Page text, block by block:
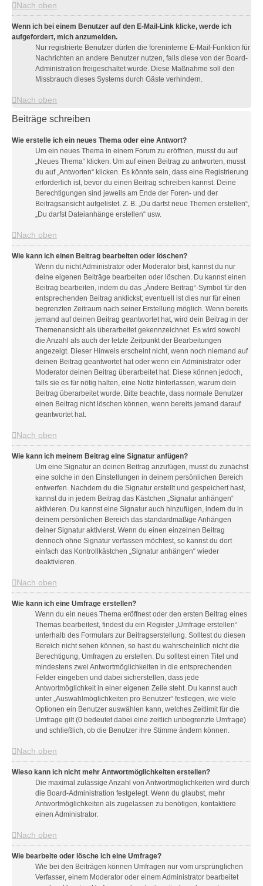
Nach oben
Wenn ich bei einem Benutzer auf den E-Mail-Link klicke, werde ich
aufgefordert, mich anzumelden.
Nur registrierte Benutzer dürfen die foreninterne E-Mail-Funktion für
Nachrichten an andere Benutzer nutzen, falls diese von der Board-
Administration freigeschaltet wurde. Diese Maßnahme soll den
Missbrauch dieses Systems durch Gäste verhindern.
Nach oben
Beiträge schreiben
Wie erstelle ich ein neues Thema oder eine Antwort?
Um ein neues Thema in einem Forum zu eröffnen, musst du auf
„Neues Thema“ klicken. Um auf einen Beitrag zu antworten, musst
du auf „Antworten“ klicken. Es könnte sein, dass eine Registrierung
erforderlich ist, bevor du einen Beitrag schreiben kannst. Deine
Berechtigungen sind jeweils am Ende der Foren- und der
Beitragsansicht aufgelistet. Z. B. „Du darfst neue Themen erstellen“,
„Du darfst Dateianhänge erstellen“ usw.
Nach oben
Wie kann ich einen Beitrag bearbeiten oder löschen?
Wenn du nicht Administrator oder Moderator bist, kannst du nur
deine eigenen Beiträge bearbeiten oder löschen. Du kannst einen
Beitrag bearbeiten, indem du das „Ändere Beitrag“-Symbol für den
entsprechenden Beitrag anklickst; eventuell ist dies nur für einen
begrenzten Zeitraum nach seiner Erstellung möglich. Wenn bereits
jemand auf deinen Beitrag geantwortet hat, wird dein Beitrag in der
Themenansicht als überarbeitet gekennzeichnet. Es wird sowohl
die Anzahl als auch der letzte Zeitpunkt der Bearbeitungen
angezeigt. Dieser Hinweis erscheint nicht, wenn noch niemand auf
deinen Beitrag geantwortet hat oder wenn ein Administrator oder
Moderator deinen Beitrag überarbeitet hat. Diese können jedoch,
falls sie es für nötig halten, eine Notiz hinterlassen, warum dein
Beitrag überarbeitet wurde. Bitte beachte, dass normale Benutzer
einen Beitrag nicht löschen können, wenn bereits jemand darauf
geantwortet hat.
Nach oben
Wie kann ich meinem Beitrag eine Signatur anfügen?
Um eine Signatur an deinen Beitrag anzufügen, musst du zunächst
eine solche in den Einstellungen in deinem persönlichen Bereich
entwerfen. Nachdem du die Signatur erstellt und gespeichert hast,
kannst du in jedem Beitrag das Kästchen „Signatur anhängen“
aktivieren. Du kannst eine Signatur auch hinzufügen, indem du in
deinem persönlichen Bereich das standardmäßige Anhängen
deiner Signatur aktivierst. Wenn du einen einzelnen Beitrag
dennoch ohne Signatur verfassen möchtest, so kannst du dort
einfach das Kontrollkästchen „Signatur anhängen“ wieder
deaktivieren.
Nach oben
Wie kann ich eine Umfrage erstellen?
Wenn du ein neues Thema eröffnest oder den ersten Beitrag eines
Themas bearbeitest, findest du ein Register „Umfrage erstellen“
unterhalb des Formulars zur Beitragserstellung. Solltest du diesen
Bereich nicht sehen können, so hast du wahrscheinlich nicht die
Berechtigung, Umfragen zu erstellen. Du solltest einen Titel und
mindestens zwei Antwortmöglichkeiten in die entsprechenden
Felder eingeben und dabei sicherstellen, dass jede
Antwortmöglichkeit in einer eigenen Zeile steht. Du kannst auch
unter „Auswahlmöglichkeiten pro Benutzer“ festlegen, wie viele
Optionen ein Benutzer auswählen kann, welches Zeitlimit für die
Umfrage gilt (0 bedeutet dabei eine zeitlich unbegrenzte Umfrage)
und schließlich, ob die Benutzer ihre Stimme ändern können.
Nach oben
Wieso kann ich nicht mehr Antwortmöglichkeiten erstellen?
Die maximal zulässige Anzahl von Antwortmöglichkeiten wird durch
die Board-Administration festgelegt. Wenn du glaubst, mehr
Antwortmöglichkeiten als zugelassen zu benötigen, kontaktiere
einen Administrator.
Nach oben
Wie bearbeite oder lösche ich eine Umfrage?
Wie bei den Beiträgen können Umfragen nur vom ursprünglichen
Verfasser, einem Moderator oder einem Administrator bearbeitet